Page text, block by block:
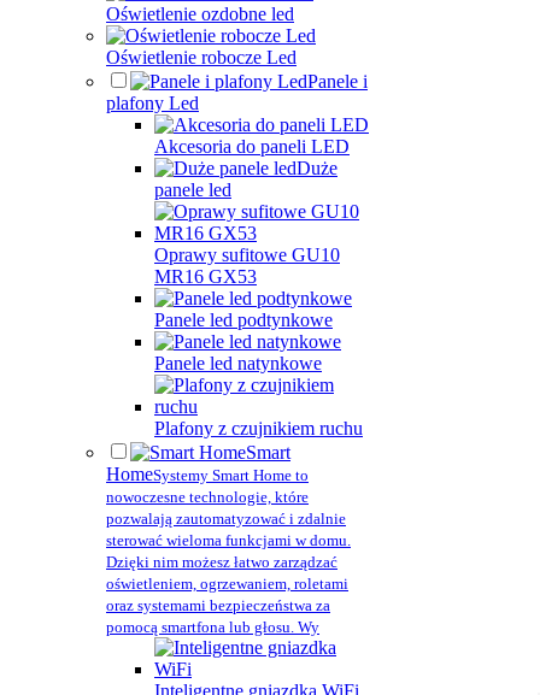
Oświetlenie ozdobne led
Oświetlenie robocze Led
Panele i
plafony Led
Akcesoria do paneli LED
Duże
panele led
Oprawy sufitowe GU10
MR16 GX53
Panele led podtynkowe
Panele led natynkowe
Plafony z czujnikiem ruchu
Smart
HomeSystemy Smart Home to
nowoczesne technologie, które
pozwalają zautomatyzować i zdalnie
sterować wieloma funkcjami w domu.
Dzięki nim możesz łatwo zarządzać
oświetleniem, ogrzewaniem, roletami
oraz systemami bezpieczeństwa za
pomocą smartfona lub głosu. Wy
Inteligentne gniazdka WiFi